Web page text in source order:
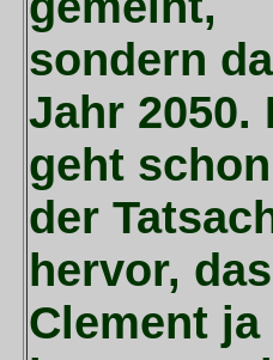
sondern
Jahr 2050.
geht
der
hervor,
Clement ja